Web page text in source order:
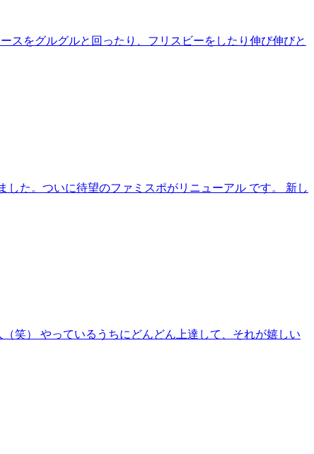
スをグルグルと回ったり、フリスビーをしたり伸び伸びと
た。ついに待望のファミスポがリニューアル です。 新し
笑） やっているうちにどんどん上達して、それが嬉しい